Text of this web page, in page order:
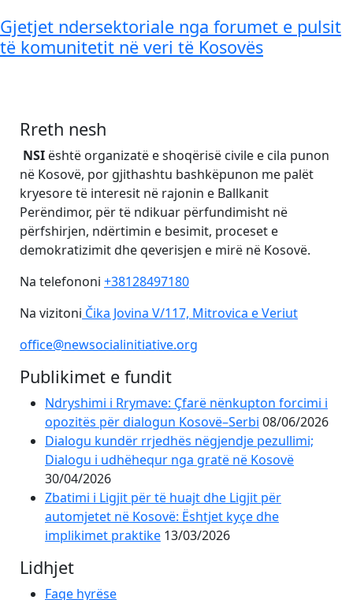
Gjetjet ndersektoriale nga forumet e pulsit
të komunitetit në veri të Kosovës
Rreth nesh
NSI është organizatë e shoqërisë civile e cila punon
në Kosovë, por gjithashtu bashkëpunon me palët
kryesore të interesit në rajonin e Ballkanit
Perëndimor, për të ndikuar përfundimisht në
përfshirjen, ndërtimin e besimit, proceset e
demokratizimit dhe qeverisjen e mirë në Kosovë.
Na telefononi +38128497180
Na vizitoni Čika Jovina V/117, Mitrovica e Veriut
office@newsocialinitiative.org
Publikimet e fundit
Ndryshimi i Rrymave: Çfarë nënkupton forcimi i
opozitës për dialogun Kosovë–Serbi 08/06/2026
Dialogu kundër rrjedhës nëgjendje pezullimi;
Dialogu i udhëhequr nga gratë në Kosovë
30/04/2026
Zbatimi i Ligjit për të huajt dhe Ligjit për
automjetet në Kosovë: Ështjet kyçe dhe
implikimet praktike 13/03/2026
Lidhjet
Faqe hyrëse